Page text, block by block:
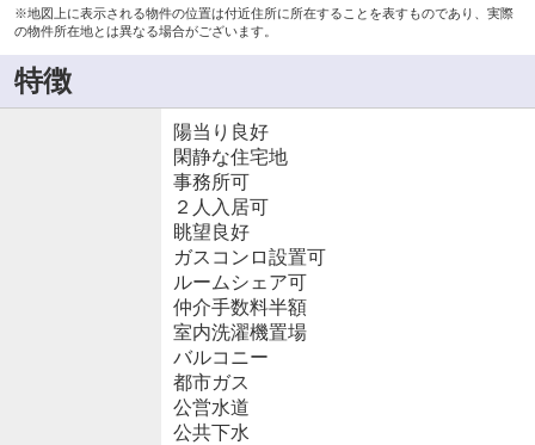
※地図上に表示される物件の位置は付近住所に所在することを表すものであり、実際
の物件所在地とは異なる場合がございます。
特徴
陽当り良好
閑静な住宅地
事務所可
２人入居可
眺望良好
ガスコンロ設置可
ルームシェア可
仲介手数料半額
室内洗濯機置場
バルコニー
都市ガス
公営水道
公共下水